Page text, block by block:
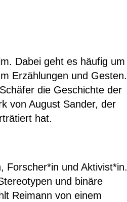
Dabei geht es häufig um
Erzählungen und Gesten.
die Geschichte der
von August Sander, der
hat.
Forscher*in und Aktivist*in.
und binäre
Reimann von einem